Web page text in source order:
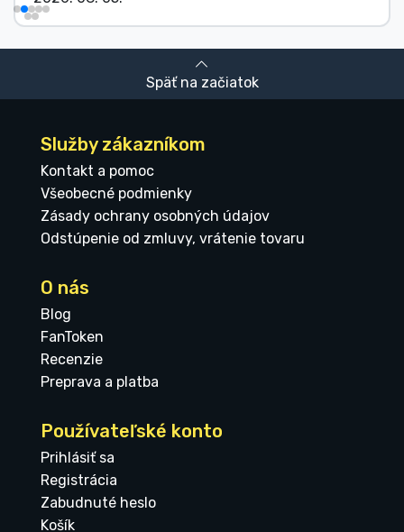
Späť na začiatok
Služby zákazníkom
Kontakt a pomoc
Všeobecné podmienky
Zásady ochrany osobných údajov
Odstúpenie od zmluvy, vrátenie tovaru
O nás
Blog
FanToken
Recenzie
Preprava a platba
Používateľské konto
Prihlásiť sa
Registrácia
Zabudnuté heslo
Košík